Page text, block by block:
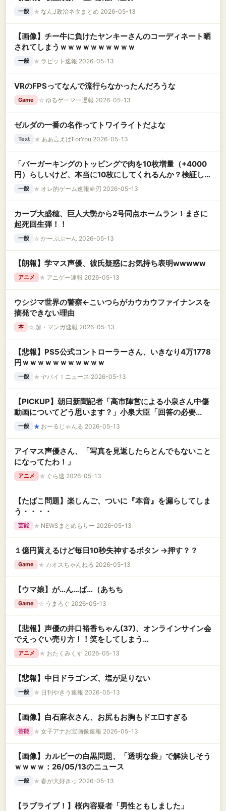
一般 ★ なんJ政治ネタまとめ 2026-05-13
【画像】チー牛に負けたヤンキーさんのコーディネート晒
されてしまうｗｗｗｗｗｗｗｗｗｗ
一般 ★ ラビット速報 2026-05-13
VRのFPSってなんで流行らなかったんだろうな
Game ☆ ゆるゲーマー遅報 2026-05-13
ゼルダの一番の名作ってトワイライトだよな
Text ★ ああ言えばForYou 2026-05-13
「バーガーキングのトッピングで肉を10枚増量（+4000
円）らしいけど、本当に10枚にしてくれるんか？検証して
みるわ」 → 凄すぎる物が出てくるｗｗｗｗｗｗ
一般 ★ オレ的ゲーム速報＠刃 2026-05-13
カープ大盛穂、巨人大勢から2号同点ホームラン！まさに
起死回生弾！！
一般 ☆ かーぷぶーん 2026-05-13
【朗報】学マス声優、彼氏疑惑にお気持ち表明wwwww
アニメ ★ アニゲー速報 2026-05-13
ウシジマ世界の警察←こいつらがカウカウファイナンスを
摘発できない理由
本 ☆ 超・マンガ速報 2026-05-13
【悲報】PS5公式コントローラーさん、いきなり4万1778
円ｗｗｗｗｗｗｗｗｗｗｗ
一般 ★ ヤバイ！ニュース 2026-05-13
【PICKUP】朝日新聞記者「高市陣営による小泉さん中傷
動画についてどう思います？」小泉大臣「回答の必要...
一般 ★ おーるじゃんる 2026-05-13
アイマス声優さん、「写真を見返したらとんでもないこと
になってたわ！」
アニメ ★ ぐら速 2026-05-13
【たばこ問題】楽しんご、ついに『本音』を漏らしてしま
う・・・・
芸能 ★ NEWSまとめもりー 2026-05-13
１億円貰えるけど毎日10秒失神するボタン →押す？？
Game ★ カオスちゃんねる 2026-05-13
【ウマ娘】が…ん…ば…（あちち
Game ☆ うまろぐ 2026-05-13
【悲報】声優の井口裕香ちゃん(37)、オンラインサイン会
でえっぐい売り方！！笑をしてしまう…
アニメ ★ おたくみくす 2026-05-13
【悲報】中日ドラゴンズ、塩が足りない
一般 ★ 日刊やきう速報 2026-05-13
【画像】白石麻衣さん、お尻もお胸もドエ□すぎる
芸能 ★ 女子アナお宝画像速報 2026-05-13
【画像】カルビーの白黒問題、「透明な袋」で解決しそう
ｗｗｗｗ：26/05/13のニュース
一般 ★ 春が大好きっ 2026-05-13
【ラブライブ！】桜内容疑者「男性ともしました」